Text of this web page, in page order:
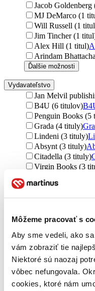
Môžeme pracovať s
Aby sme vedeli, ako
vám zobraziť tie
Niektoré sú naozaj
vôbec nefungovala.
cookies, ktoré nám
Jacob Goldenberg
MJ DeMarco (1
Will Russell (1
Jim Tincher (1
Alex Hill (1 titul)
Arindam
Ďalšie možnosti
Vydavateľstvo
Jan Melvil
B4U (6 titulov)
Penguin Books (5
Grada (4 tituly)
Lindeni (3 tituly)
Absynt (3 tituly)
Citadella (3 tituly)
Virgin Books (3
University Press
Vermilion (2 tituly)
Via (2 tituly)Via 2
Race Point (2 tituly)
Harvard Business
Harvard Business
Review Press
Simon & Schuster
Plus (1 titul)Plus1
HarperCollins (1